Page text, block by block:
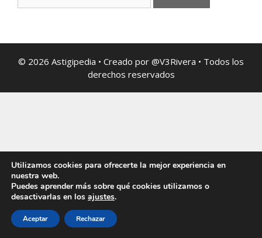
© 2026 Astigipedia • Creado por @V3Rivera • Todos los
derechos reservados
Utilizamos cookies para ofrecerte la mejor experiencia en
nuestra web.
Puedes aprender más sobre qué cookies utilizamos o
desactivarlas en los ajustes.
Aceptar Rechazar